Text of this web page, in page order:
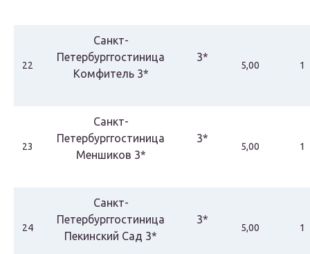
22
Санкт-
Петербурггостиница
Комфитель 3*
3*
5,00 1
23
Санкт-
Петербурггостиница
Меншиков 3*
3*
5,00 1
24
Санкт-
Петербурггостиница
Пекинский Сад 3*
3*
5,00 1